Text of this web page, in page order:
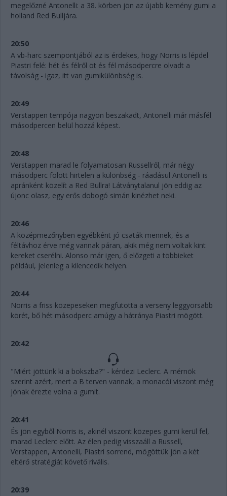
megelőzné Antonelli: a 38. körben jön az újabb kemény gumi a
holland Red Bulljára.
20:50
A vb-harc szempontjából az is érdekes, hogy Norris is lépdel
Piastri felé: hét és félről öt és fél másodpercre olvadt a
távolság - igaz, itt van gumikülönbség is.
20:49
Verstappen tempója nagyon beszakadt, Antonelli már másfél
másodpercen belül hozzá képest.
20:48
Verstappen marad le folyamatosan Russellről, már négy
másodperc fölött hirtelen a különbség - ráadásul Antonelli is
apránként közelít a Red Bullra! Látványtalanul jön eddig az
újonc olasz, egy erős dobogó simán kinézhet neki.
20:46
A középmezőnyben egyébként jó csaták mennek, és a
féltávhoz érve még vannak páran, akik még nem voltak kint
kereket cserélni. Alonso már igen, ő előzgeti a többieket
például, jelenleg a kilencedik helyen.
20:44
Norris a friss közepeseken megfutotta a verseny leggyorsabb
körét, bő hét másodperc amúgy a hátránya Piastri mögött.
20:42
"Miért jöttünk ki a bokszba?" - kérdezi Leclerc. A mérnök
szerint azért, mert a B terven vannak, a monacói viszont még
jónak érezte volna a gumit.
20:41
És jön egyből Norris is, akinél viszont közepes gumi kerül fel,
marad Leclerc előtt. Az élen pedig visszaáll a Russell,
Verstappen, Antonelli, Piastri sorrend, mögöttük jön a két
eltérő stratégiát követő rivális.
20:39